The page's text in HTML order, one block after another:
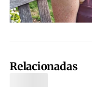
Relacionadas